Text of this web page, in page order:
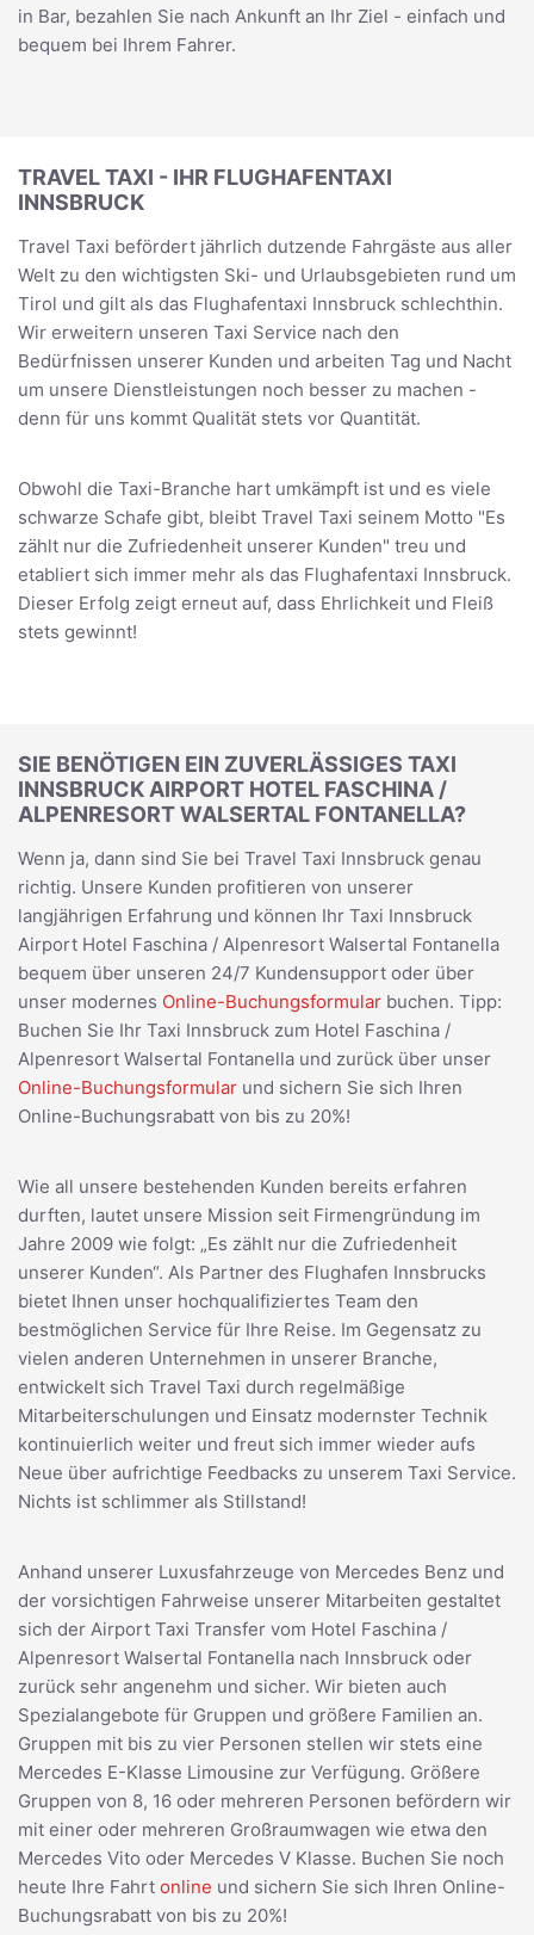
in Bar, bezahlen Sie nach Ankunft an Ihr Ziel - einfach und
bequem bei Ihrem Fahrer.
TRAVEL TAXI - IHR FLUGHAFENTAXI
INNSBRUCK
Travel Taxi befördert jährlich dutzende Fahrgäste aus aller
Welt zu den wichtigsten Ski- und Urlaubsgebieten rund um
Tirol und gilt als das Flughafentaxi Innsbruck schlechthin.
Wir erweitern unseren Taxi Service nach den
Bedürfnissen unserer Kunden und arbeiten Tag und Nacht
um unsere Dienstleistungen noch besser zu machen -
denn für uns kommt Qualität stets vor Quantität.
Obwohl die Taxi-Branche hart umkämpft ist und es viele
schwarze Schafe gibt, bleibt Travel Taxi seinem Motto "Es
zählt nur die Zufriedenheit unserer Kunden" treu und
etabliert sich immer mehr als das Flughafentaxi Innsbruck.
Dieser Erfolg zeigt erneut auf, dass Ehrlichkeit und Fleiß
stets gewinnt!
SIE BENÖTIGEN EIN ZUVERLÄSSIGES TAXI
INNSBRUCK AIRPORT HOTEL FASCHINA /
ALPENRESORT WALSERTAL FONTANELLA?
Wenn ja, dann sind Sie bei Travel Taxi Innsbruck genau
richtig. Unsere Kunden profitieren von unserer
langjährigen Erfahrung und können Ihr Taxi Innsbruck
Airport Hotel Faschina / Alpenresort Walsertal Fontanella
bequem über unseren 24/7 Kundensupport oder über
unser modernes Online-Buchungsformular buchen. Tipp:
Buchen Sie Ihr Taxi Innsbruck zum Hotel Faschina /
Alpenresort Walsertal Fontanella und zurück über unser
Online-Buchungsformular und sichern Sie sich Ihren
Online-Buchungsrabatt von bis zu 20%!
Wie all unsere bestehenden Kunden bereits erfahren
durften, lautet unsere Mission seit Firmengründung im
Jahre 2009 wie folgt: „Es zählt nur die Zufriedenheit
unserer Kunden“. Als Partner des Flughafen Innsbrucks
bietet Ihnen unser hochqualifiziertes Team den
bestmöglichen Service für Ihre Reise. Im Gegensatz zu
vielen anderen Unternehmen in unserer Branche,
entwickelt sich Travel Taxi durch regelmäßige
Mitarbeiterschulungen und Einsatz modernster Technik
kontinuierlich weiter und freut sich immer wieder aufs
Neue über aufrichtige Feedbacks zu unserem Taxi Service.
Nichts ist schlimmer als Stillstand!
Anhand unserer Luxusfahrzeuge von Mercedes Benz und
der vorsichtigen Fahrweise unserer Mitarbeiten gestaltet
sich der Airport Taxi Transfer vom Hotel Faschina /
Alpenresort Walsertal Fontanella nach Innsbruck oder
zurück sehr angenehm und sicher. Wir bieten auch
Spezialangebote für Gruppen und größere Familien an.
Gruppen mit bis zu vier Personen stellen wir stets eine
Mercedes E-Klasse Limousine zur Verfügung. Größere
Gruppen von 8, 16 oder mehreren Personen befördern wir
mit einer oder mehreren Großraumwagen wie etwa den
Mercedes Vito oder Mercedes V Klasse. Buchen Sie noch
heute Ihre Fahrt online und sichern Sie sich Ihren Online-
Buchungsrabatt von bis zu 20%!